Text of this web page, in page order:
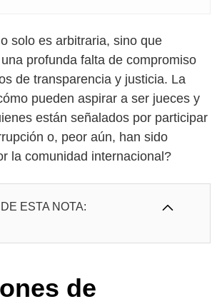
solo es arbitraria, sino que
profunda falta de compromiso
de transparencia y justicia. La
pueden aspirar a ser jueces y
están señalados por participar
o, peor aún, han sido
la comunidad internacional?
ESTA NOTA:
de